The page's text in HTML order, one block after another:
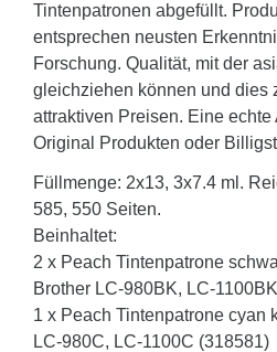
Tintenpatronen abgefüllt.
entsprechen neusten
Forschung. Qualität, mit der
gleichziehen können und dies
attraktiven Preisen. Eine echte
Original Produkten oder
Füllmenge: 2x13, 3x7.4 ml.
585, 550 Seiten.
Beinhaltet:
2 x Peach Tintenpatrone
Brother LC-980BK, LC-
1 x Peach Tintenpatrone cyan
LC-980C, LC-1100C (318581)